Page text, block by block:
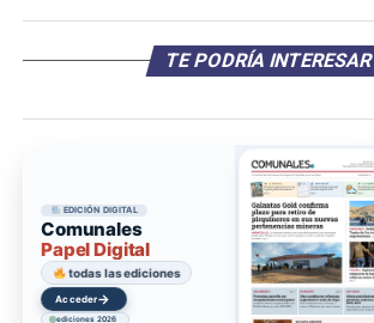
TE PODRÍA INTERESAR
EDICIÓN DIGITAL
Comunales
Papel Digital
todas las ediciones
Acceder→
ediciones 2026